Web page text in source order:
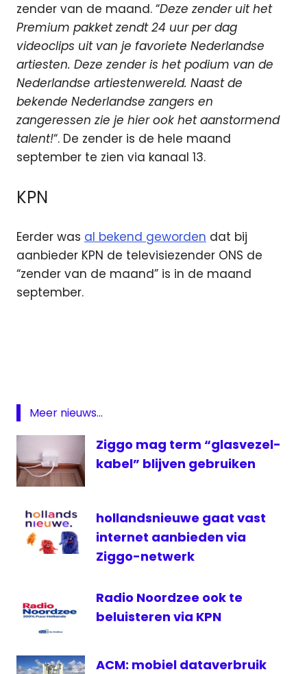
zender van de maand. “Deze zender uit het
Premium pakket zendt 24 uur per dag
videoclips uit van je favoriete Nederlandse
artiesten. Deze zender is het podium van de
Nederlandse artiestenwereld. Naast de
bekende Nederlandse zangers en
zangeressen zie je hier ook het aanstormend
talent!“. De zender is de hele maand
september te zien via kanaal 13.
KPN
Eerder was al bekend geworden dat bij
aanbieder KPN de televisiezender ONS de
“zender van de maand” is in de maand
september.
ONS
SKV
televisie
TV
Oranje
Zender
Meer nieuws...
Ziggo mag term “glasvezel-
kabel” blijven gebruiken
hollandsnieuwe gaat vast
internet aanbieden via
Ziggo-netwerk
Radio Noordzee ook te
beluisteren via KPN
ACM: mobiel dataverbruik